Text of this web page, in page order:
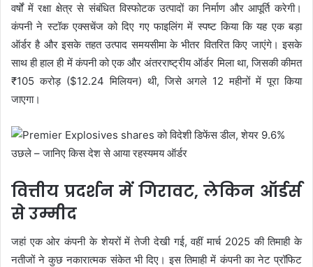
वर्षों में रक्षा क्षेत्र से संबंधित विस्फोटक उत्पादों का निर्माण और आपूर्ति करेगी।
कंपनी ने स्टॉक एक्सचेंज को दिए गए फाइलिंग में स्पष्ट किया कि यह एक बड़ा
ऑर्डर है और इसके तहत उत्पाद समयसीमा के भीतर वितरित किए जाएंगे। इसके
साथ ही हाल ही में कंपनी को एक और अंतरराष्ट्रीय ऑर्डर मिला था, जिसकी कीमत
₹105 करोड़ ($12.24 मिलियन) थी, जिसे अगले 12 महीनों में पूरा किया
जाएगा।
वित्तीय प्रदर्शन में गिरावट, लेकिन ऑर्डर्स
से उम्मीद
जहां एक ओर कंपनी के शेयरों में तेजी देखी गई, वहीं मार्च 2025 की तिमाही के
नतीजों ने कुछ नकारात्मक संकेत भी दिए। इस तिमाही में कंपनी का नेट प्रॉफिट